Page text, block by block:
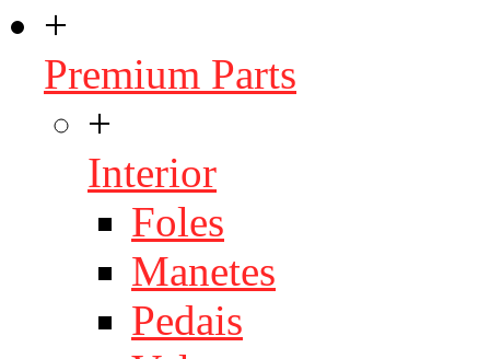
+
Premium Parts
+
Interior
Foles
Manetes
Pedais